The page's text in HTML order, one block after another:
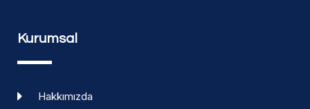
Kurumsal
Hakkımızda